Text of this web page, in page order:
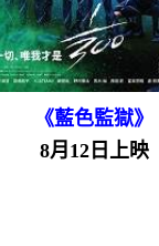
《藍色監獄》
8月12日上映